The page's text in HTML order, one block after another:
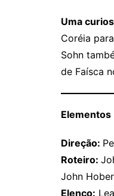
Uma
Coréia
Sohn
de Faísca
Elementos
Direção:
Roteiro:
John
Elenco: